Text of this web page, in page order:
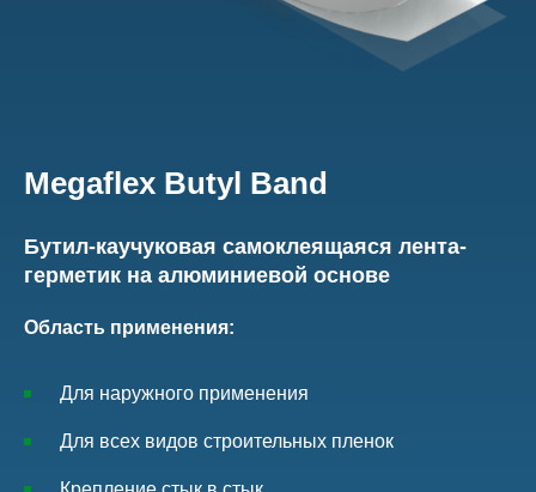
Megaflex Butyl Band
Бутил-каучуковая самоклеящаяся лента-
герметик на алюминиевой основе
Область применения:
Для наружного применения
Для всех видов строительных пленок